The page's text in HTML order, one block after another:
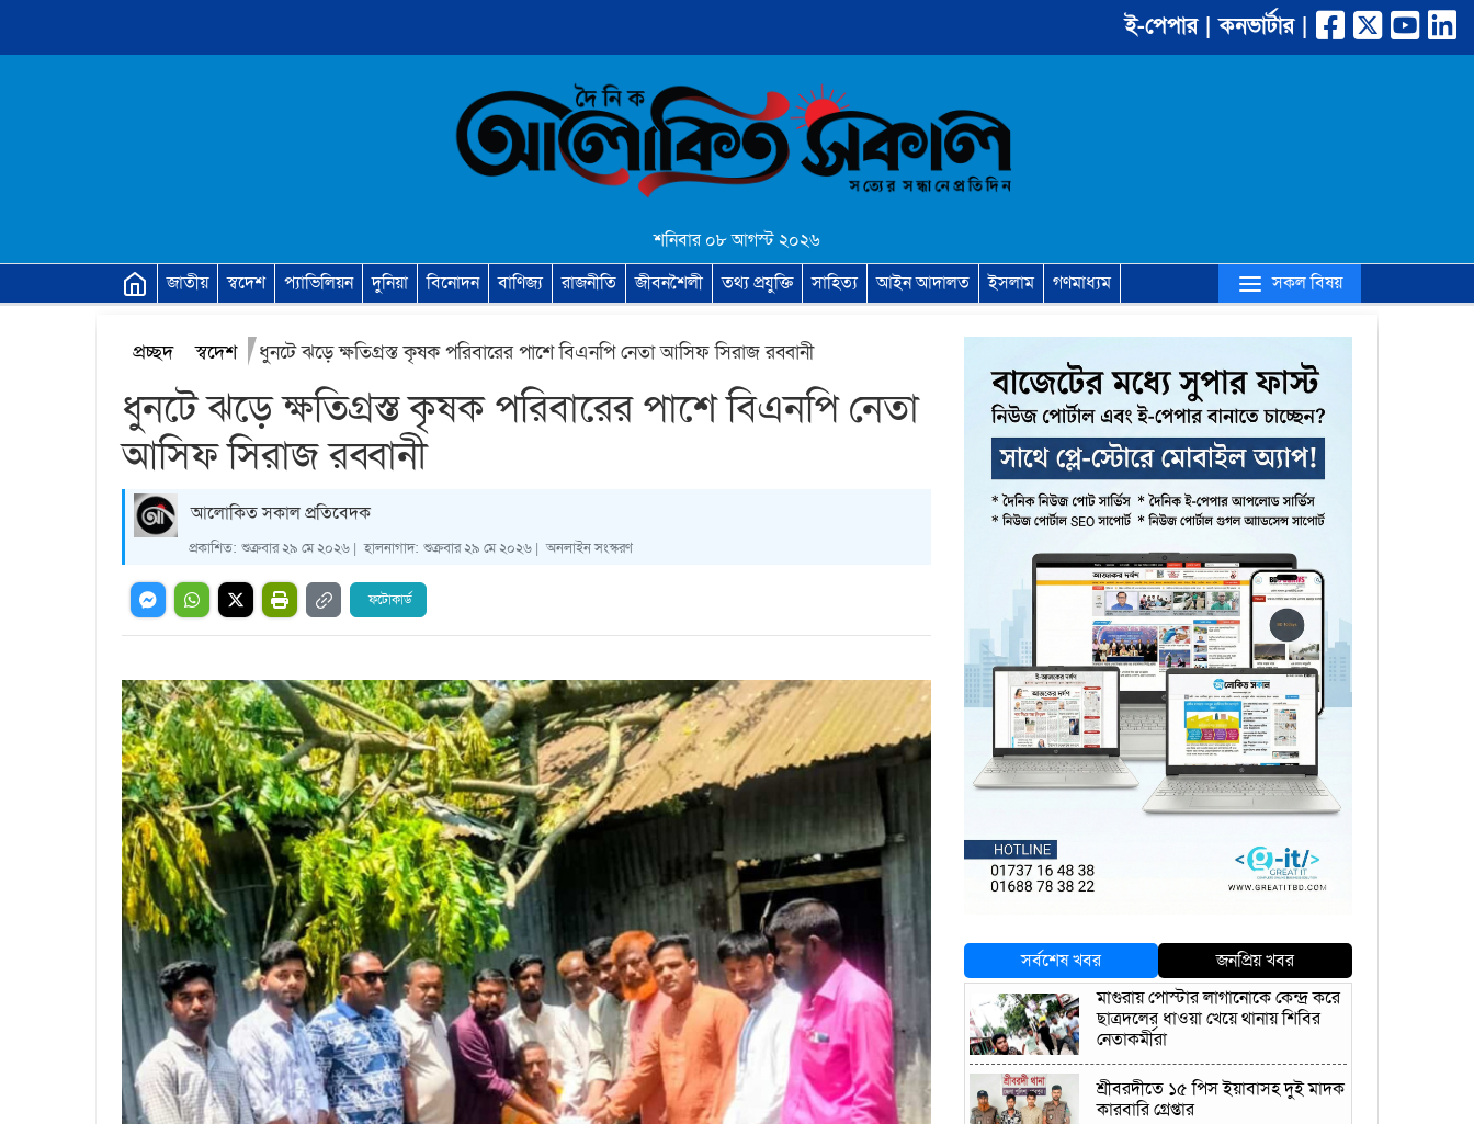
ই-পেপার |
(current) কনভার্টার |
শনিবার ০৮ আগস্ট ২০২৬
জাতীয়
স্বদেশ প্যাভিলিয়ন দুনিয়া বিনোদন বাণিজ্য রাজনীতি জীবনশৈলী তথ্য প্রযুক্তি সাহিত্য আইন আদালত ইসলাম গণমাধ্যম সকল বিষয়
প্রচ্ছদ স্বদেশ ধুনটে ঝড়ে ক্ষতিগ্রস্ত কৃষক পরিবারের পাশে বিএনপি নেতা আসিফ সিরাজ রব্বানী
ধুনটে ঝড়ে ক্ষতিগ্রস্ত কৃষক পরিবারের পাশে বিএনপি নেতা
আসিফ সিরাজ রব্বানী
আলোকিত সকাল প্রতিবেদক
প্রকাশিত: শুক্রবার ২৯ মে ২০২৬ | হালনাগাদ: শুক্রবার ২৯ মে ২০২৬ | অনলাইন সংস্করণ
ফটোকার্ড
সর্বশেষ খবর
জনপ্রিয় খবর
মাগুরায় পোস্টার লাগানোকে কেন্দ্র করে
ছাত্রদলের ধাওয়া খেয়ে থানায় শিবির
নেতাকর্মীরা
শ্রীবরদীতে ১৫ পিস ইয়াবাসহ দুই মাদক
কারবারি গ্রেপ্তার